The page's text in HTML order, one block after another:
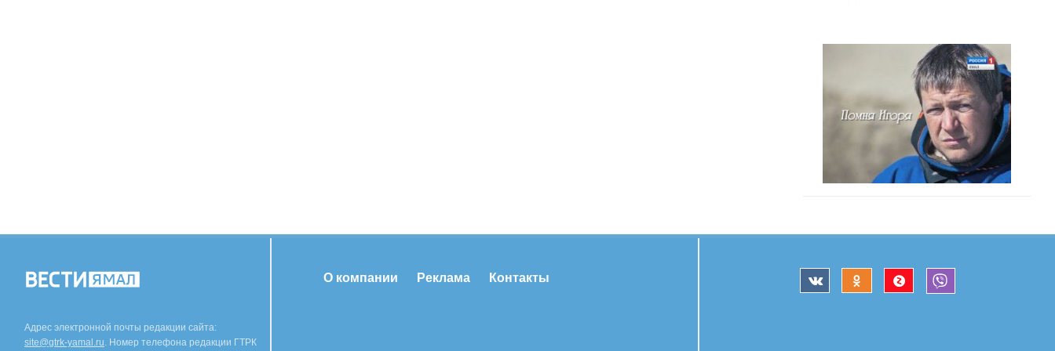
Адрес электронной почты редакции сайта:
site@gtrk-yamal.ru. Номер телефона редакции ГТРК
О компании Реклама Контакты